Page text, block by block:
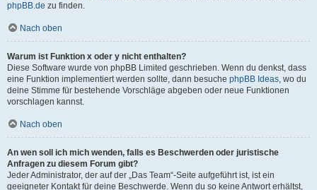
phpBB.de zu finden.
Nach oben
Warum ist Funktion x oder y nicht enthalten?
Diese Software wurde von phpBB Limited geschrieben. Wenn du denkst, dass
eine Funktion implementiert werden sollte, dann besuche phpBB Ideas, wo du
deine Stimme für bestehende Vorschläge abgeben oder neue Funktionen
vorschlagen kannst.
Nach oben
An wen soll ich mich wenden, falls es Beschwerden oder juristische
Anfragen zu diesem Forum gibt?
Jeder Administrator, der auf der „Das Team“-Seite aufgeführt ist, ist ein
geeigneter Kontakt für deine Beschwerde. Wenn du so keine Antwort erhältst,